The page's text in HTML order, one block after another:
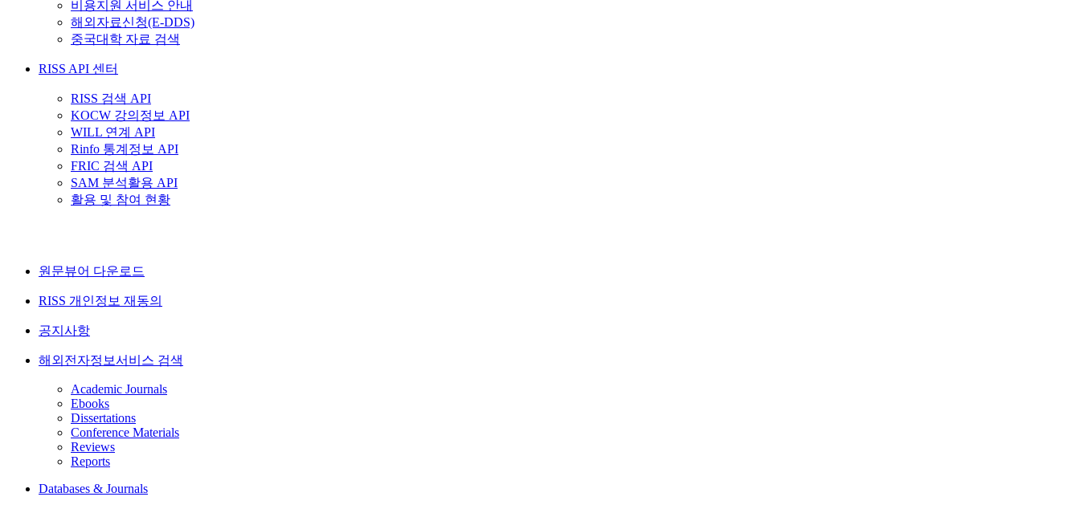
비용지원 서비스 안내
해외자료신청(E-DDS)
중국대학 자료 검색
RISS API 센터
RISS 검색 API
KOCW 강의정보 API
WILL 연계 API
Rinfo 통계정보 API
FRIC 검색 API
SAM 분석활용 API
활용 및 참여 현황
원문뷰어 다운로드
RISS 개인정보 재동의
공지사항
해외전자정보서비스 검색
Academic Journals
Ebooks
Dissertations
Conference Materials
Reviews
Reports
Databases & Journals